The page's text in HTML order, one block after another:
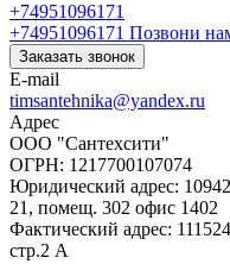
+74951096171
+74951096171 Позвони
Заказать звонок
E-mail
timsantehnika@yandex.ru
Адрес
ООО "Сантехсити"
ОГРН: 1217700107074
Юридический адрес:
21, помещ. 302 офис 1402
Фактический адрес:
стр.2 А